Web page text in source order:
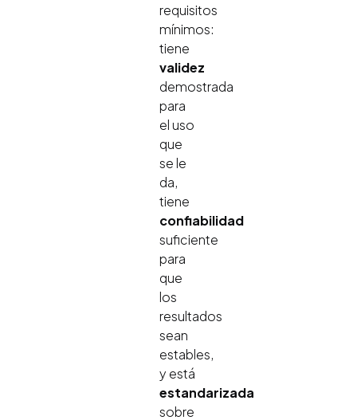
requisitos
mínimos:
tiene
validez
demostrada
para
el uso
que
se le
da,
tiene
confiabilidad
suficiente
para
que
los
resultados
sean
estables,
y está
estandarizada
sobre